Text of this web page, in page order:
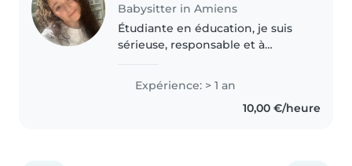
Babysitter in Amiens
Étudiante en éducation, je suis
sérieuse, responsable et à
en babysitting auprès d'enfants
de mon voisinage et de ma
famille. J'aime m'occuper des..
Expérience: > 1 an
10,00 €/heure